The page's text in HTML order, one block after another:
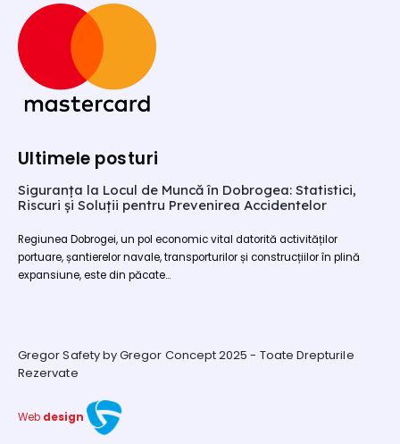
Ultimele posturi
Siguranța la Locul de Muncă în Dobrogea: Statistici,
Riscuri și Soluții pentru Prevenirea Accidentelor
Regiunea Dobrogei, un pol economic vital datorită activităților
portuare, șantierelor navale, transporturilor și construcțiilor în plină
expansiune, este din păcate...
Gregor Safety by Gregor Concept 2025 - Toate Drepturile
Rezervate
Web design